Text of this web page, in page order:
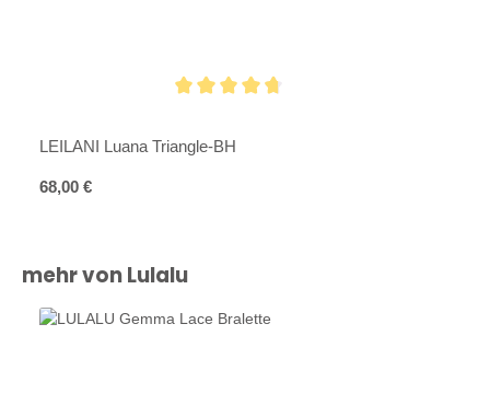
LEILANI Luana Triangle-BH
Regulärer Preis:
68,00 €
Produktgalerie überspringen
mehr von Lulalu